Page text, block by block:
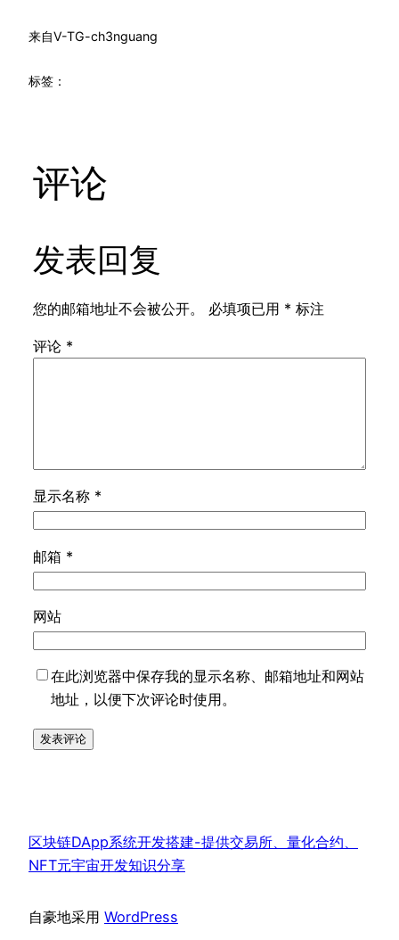
来自V-TG-ch3nguang
标签：
评论
发表回复
您的邮箱地址不会被公开。 必填项已用 * 标注
评论 *
显示名称 *
邮箱 *
网站
在此浏览器中保存我的显示名称、邮箱地址和网站
地址，以便下次评论时使用。
区块链DApp系统开发搭建-提供交易所、量化合约、
NFT元宇宙开发知识分享
自豪地采用 WordPress